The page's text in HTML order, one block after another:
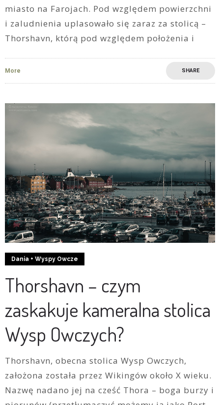
miasto na Farojach. Pod względem powierzchni
i zaludnienia uplasowało się zaraz za stolicą –
Thorshavn, którą pod względem położenia i
More SHARE
Dania + Wyspy Owcze
Thorshavn – czym
zaskakuje kameralna stolica
Wysp Owczych?
Thorshavn, obecna stolica Wysp Owczych,
założona została przez Wikingów około X wieku.
Nazwę nadano jej na cześć Thora – boga burzy i